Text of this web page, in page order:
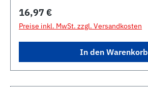
Regulärer Preis:
16,97 €
Preise inkl. MwSt. zzgl. Versandkosten
In den Warenkorb